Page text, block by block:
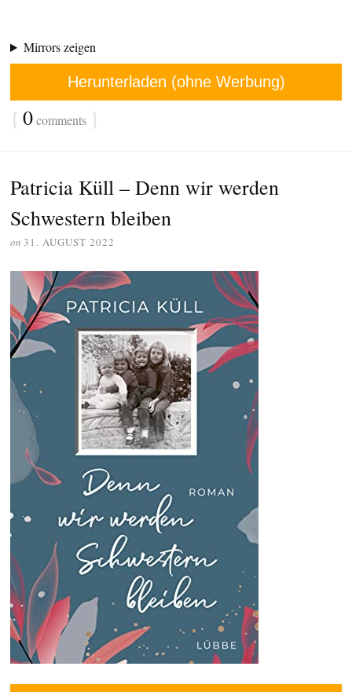
Mirrors zeigen
Herunterladen (ohne Werbung)
{ 0comments }
Patricia Küll – Denn wir werden
Schwestern bleiben
on 31. AUGUST 2022